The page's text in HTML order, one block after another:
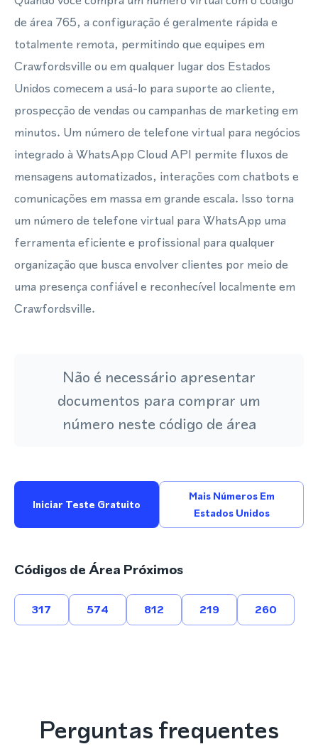
de área 765, a configuração é geralmente rápida e
totalmente remota, permitindo que equipes em
Crawfordsville ou em qualquer lugar dos Estados
Unidos comecem a usá-lo para suporte ao cliente,
prospecção de vendas ou campanhas de marketing em
minutos. Um número de telefone virtual para negócios
integrado à WhatsApp Cloud API permite fluxos de
mensagens automatizados, interações com chatbots e
comunicações em massa em grande escala. Isso torna
um número de telefone virtual para WhatsApp uma
ferramenta eficiente e profissional para qualquer
organização que busca envolver clientes por meio de
uma presença confiável e reconhecível localmente em
Crawfordsville.
Não é necessário apresentar
documentos para comprar um
número neste código de área
Iniciar Teste Gratuito
Mais Números Em
Estados Unidos
Códigos de Área Próximos
317 574 812 219 260
Perguntas frequentes